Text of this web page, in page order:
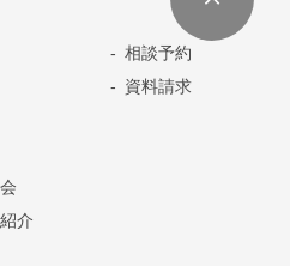
介
相談予約
資料請求